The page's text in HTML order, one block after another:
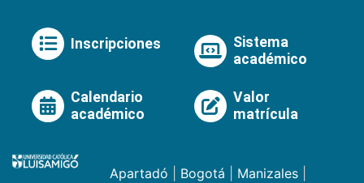
Inscripciones
Sistema
académico
Calendario
académico
Valor
matrícula
Apartadó Bogotá Manizales